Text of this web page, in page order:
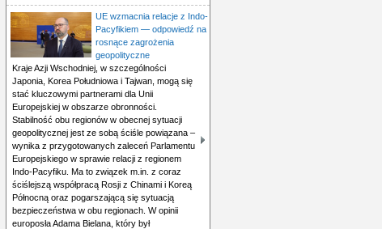
UE wzmacnia relacje z Indo-
Pacyfikiem — odpowiedź na
rosnące zagrożenia
geopolityczne
Kraje Azji Wschodniej, w szczególności
Japonia, Korea Południowa i Tajwan, mogą się
stać kluczowymi partnerami dla Unii
Europejskiej w obszarze obronności.
Stabilność obu regionów w obecnej sytuacji
geopolitycznej jest ze sobą ściśle powiązana –
wynika z przygotowanych zaleceń Parlamentu
Europejskiego w sprawie relacji z regionem
Indo-Pacyfiku. Ma to związek m.in. z coraz
ściślejszą współpracą Rosji z Chinami i Koreą
Północną oraz pogarszającą się sytuacją
bezpieczeństwa w obu regionach. W opinii
europosła Adama Bielana, który był